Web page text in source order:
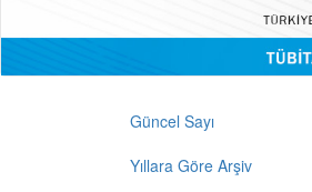
Güncel Sayı
Yıllara Göre Arşiv